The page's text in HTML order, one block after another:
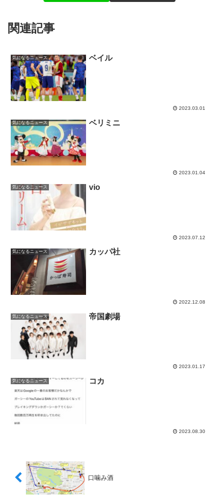
関連記事
気になるニュース ベイル
2023.03.01
気になるニュース ベリミニ
2023.01.04
気になるニュース vio
2023.07.12
気になるニュース カッパ社
2022.12.08
気になるニュース 帝国劇場
2023.01.17
気になるニュース コカ
2023.08.30
口噛み酒